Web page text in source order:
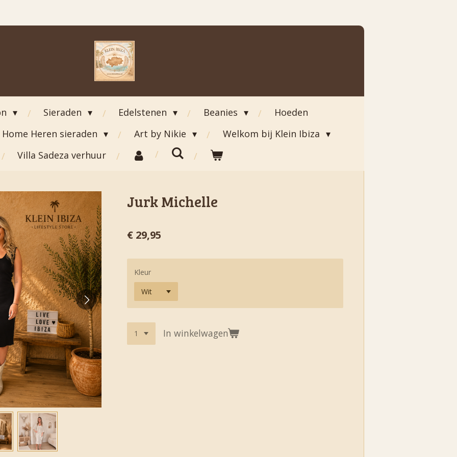
Sieraden Edelstenen Beanies
Hoeden
Home Heren sieraden Art by Nikie
Welkom bij Klein Ibiza
Villa Sadeza verhuur
Jurk Michelle
€ 29,95
Kleur
In winkelwagen